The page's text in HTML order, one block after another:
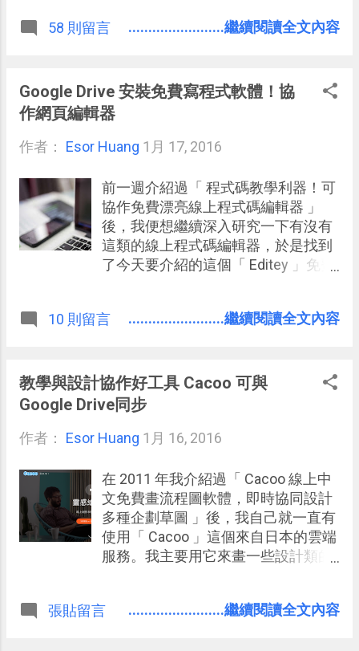
通、萬法通，要跳躍到 OneNote 做實
面上雖然筆記「工具」很多，但足以
負擔知識筆記管理、專案資料管理流
去，就只有 Evernote 與 OneNote 這
次講座的機會，給自己一個動力，去
深入的研究一下目前 OneNote 的細
節。 那次講座很順利的完成，也獲得
很多迴響，大家對於「 第二大腦的筆
記術 」可以帶來的工作效率改變都很
58 則留言 ........................繼續閱讀全文內容
Google Drive 安裝免費寫程式軟體！協
作網頁編輯器
作者： Esor Huang 1月 17, 2016
前一週介紹過「 程式碼教學利器！可
協作免費漂亮線上程式碼編輯器 」
後，我便想繼續深入研究一下有沒有
這類的線上程式碼編輯器，於是找到
了今天要介紹的這個「 Editey 」免費
Google Drive 上新增、編輯、同步協
服務有兩大用途： 1. 在 Google Drive
上直接開啟一個全新的網頁編輯專
Drive 中同步，並從 Google Drive 開啟
協同合作編輯。 2. 編輯在 Google
Drive 上已經存在的 HTML、 CSS、
JavaScript、XML、 PHP 等程式碼檔
案。 下面就讓我簡單介紹「 Editey 」
的基本操作方式。
10 則留言 ........................繼續閱讀全文內容
教學與設計協作好工具 Cacoo 可與
Google Drive同步
作者： Esor Huang 1月 16, 2016
在 2011 年我介紹過「 Cacoo 線上中
文免費畫流程圖軟體，即時協同設計
多種企劃草圖 」後，我自己就一直有
使用「 Cacoo 」這個來自日本的雲端
服務。我主要用它來畫一些設計類的
師針對草圖進行明確具體的溝通： 免
張貼留言 ........................繼續閱讀全文內容